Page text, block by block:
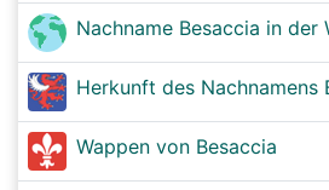
Nachname Besaccia in der
Herkunft des Nachnamens
Wappen von Besaccia